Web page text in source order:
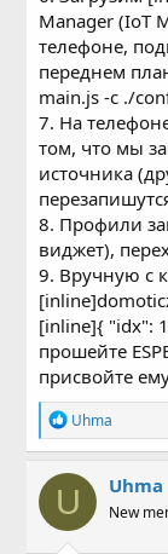
Manager (IoT
телефоне,
переднем
main.js -c ./
7. На
том, что мы
источника
8. Профили
виджет),
9. Вручную с
[inline]{ "idx":
прошейте
присвойте
Р
е
а
к
ц
и
и
Uhma
U Uhma
New